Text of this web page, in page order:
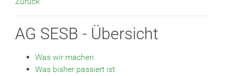
AG SESB - Übersicht
Was wir machen
Was bisher passiert ist